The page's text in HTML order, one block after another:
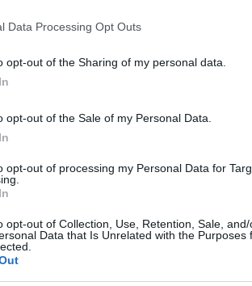
Data Processing Opt Outs
opt-out of the Sharing of my personal data.
opt-out of the Sale of my Personal Data.
opt-out of processing my Personal Data for
opt-out of Collection, Use, Retention, Sale,
Data that Is Unrelated with the Purposes
casi il limite è fissato in cinque
il tributo. Perché l’atto sia
non quella in cui la
accertare i
o parziale versamento
corso dell’anno solare di
il 31 dicembre 2025 è il
all’anno 2020.